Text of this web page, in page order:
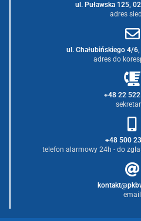
ul. Puławska 125,
adres
ul. Chałubińskiego 4/
adres do
+48 22
+48 500
telefon alarmowy 24h - do
email